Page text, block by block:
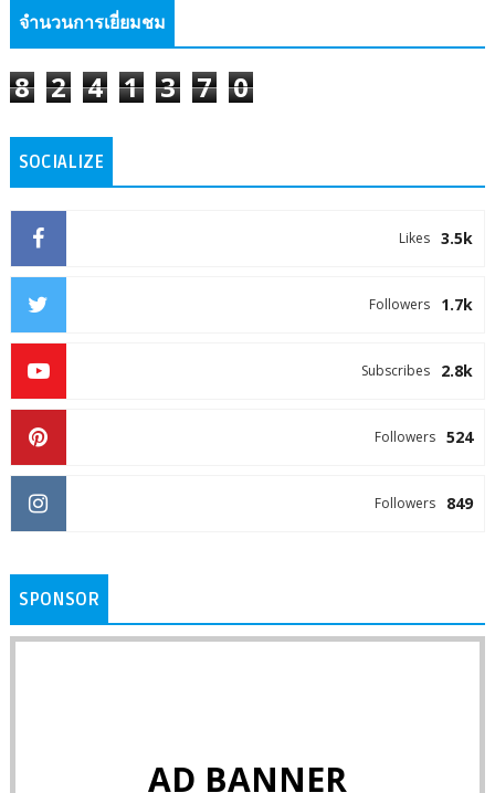
จำนวนการเยี่ยมชม
8 2 4 1 3 7 0
SOCIALIZE
3.5k
Likes
1.7k
Followers
2.8k
Subscribes
524
Followers
849
Followers
SPONSOR
AD BANNER